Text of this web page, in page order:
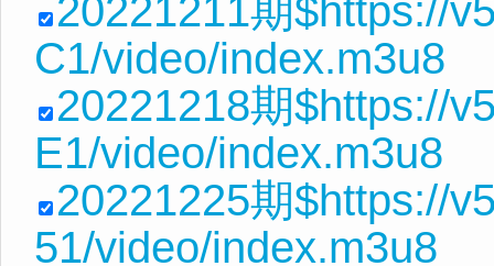
20221211期$https://
C1/video/index.m3u8
20221218期$https://
E1/video/index.m3u8
20221225期$https://
51/video/index.m3u8